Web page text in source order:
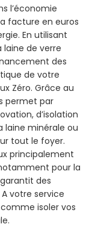
l’économie
facture en euros
En utilisant
laine de verre
des
de votre
Zéro. Grâce au
permet par
d’isolation
laine minérale ou
tout le foyer.
principalement
pour la
des
votre service
isoler vos